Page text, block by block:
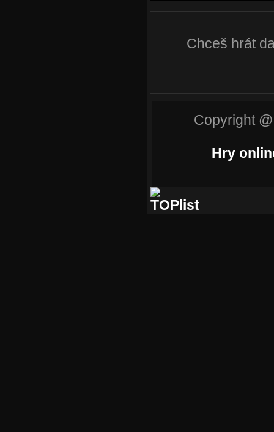
Chceš hrát
Copyright
Hry